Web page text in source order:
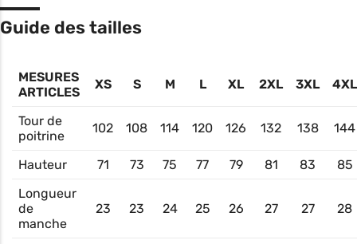
Guide des tailles
MESURES
ARTICLES
XS S M L XL 2XL 3XL 4XL
Tour de
poitrine
102 108 114 120 126 132 138 144
Hauteur 71 73 75 77 79 81 83
85
Longueur
de
manche
23 23 24 25 26 27 27 28